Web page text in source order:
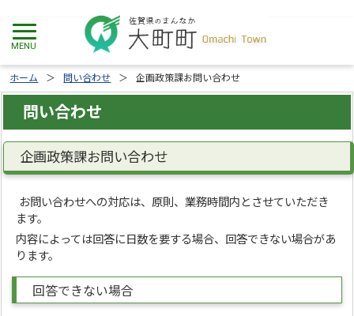
ホーム 問い合わせ 企画政策課お問い合わせ
問い合わせ
企画政策課お問い合わせ
お問い合わせへの対応は、原則、業務時間内とさせていただき
ます。
内容によっては回答に日数を要する場合、回答できない場合があ
ります。
回答できない場合